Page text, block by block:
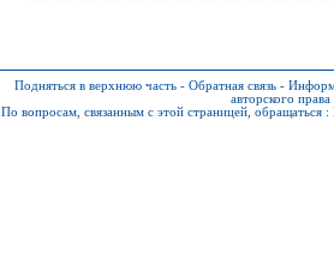
Подняться в верхнюю часть - Обратная связь -
авторского
По вопросам, связанным с этой страницей, обращаться :